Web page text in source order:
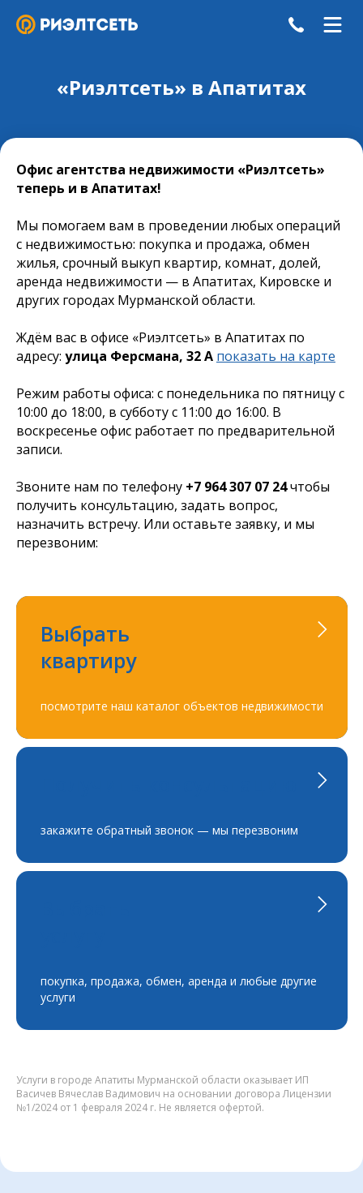
«Риэлтсеть» в Апатитах
Офис агентства недвижимости «Риэлтсеть»
теперь и в Апатитах!
Мы помогаем вам в проведении любых операций
с недвижимостью: покупка и продажа, обмен
жилья, срочный выкуп квартир, комнат, долей,
аренда недвижимости — в Апатитах, Кировске и
других городах Мурманской области.
Ждём вас в офисе «Риэлтсеть» в Апатитах по
адресу: улица Ферсмана, 32 А показать на карте
Режим работы офиса: с понедельника по пятницу с
10:00 до 18:00, в субботу с 11:00 до 16:00. В
воскресенье офис работает по предварительной
записи.
Звоните нам по телефону +7 964 307 07 24чтобы
получить консультацию, задать вопрос,
назначить встречу. Или оставьте заявку, и мы
перезвоним:
Выбрать
квартиру
посмотрите наш каталог объектов недвижимости
закажите обратный звонок — мы перезвоним
покупка, продажа, обмен, аренда и любые другие
услуги
Услуги в городе Апатиты Мурманской области оказывает ИП
Васичев Вячеслав Вадимович на основании договора Лицензии
№1/2024 от 1 февраля 2024 г. Не является офертой.